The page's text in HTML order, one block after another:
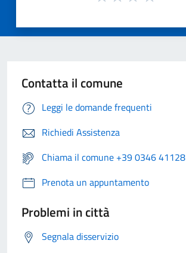
Contatta il comune
Leggi le domande frequenti
Richiedi Assistenza
Chiama il comune +39 0346 41128
Prenota un appuntamento
Problemi in città
Segnala disservizio